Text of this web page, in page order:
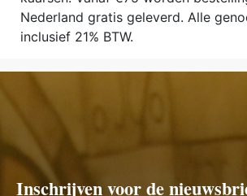
Nederland gratis geleverd. Alle
inclusief 21% BTW.
Inschrijven voor de